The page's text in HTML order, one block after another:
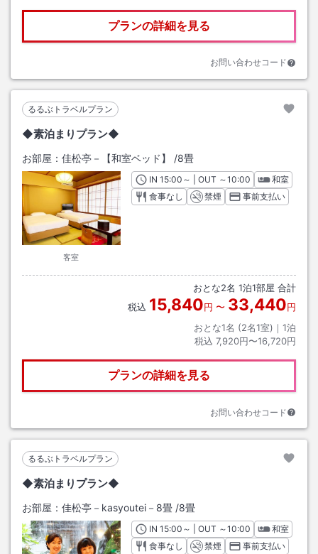
プランの詳細を見る
お問い合わせコード
るるぶトラベルプラン
◆素泊まりプラン◆
お部屋： 佳松亭－【和室ベッド】 /8畳
客室
INチェックイン
15:00 ～ | OUT チェックアウト
～10:00
和室
食事なし
禁煙 事前支払い
おとな2名 1泊1部屋 合計
税込 15,840円 〜 33,440円
おとな1名 (2名1室)｜ 1泊
税込 7,920円〜16,720円
プランの詳細を見る
お問い合わせコード
るるぶトラベルプラン
◆素泊まりプラン◆
お部屋： 佳松亭－kasyoutei－8畳 /8畳
INチェックイン
15:00 ～ | OUT チェックアウト
～10:00
和室
食事なし
禁煙 事前支払い